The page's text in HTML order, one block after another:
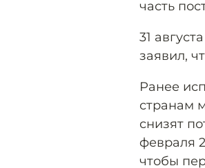
часть
31
заявил,
Ранее
странам
снизят
февраля
чтобы